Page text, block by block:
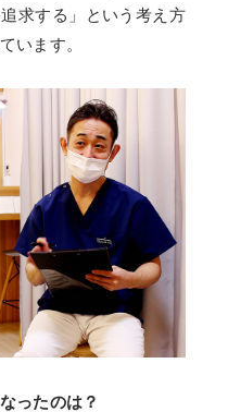
求する」という考え方
います。
ったのは？